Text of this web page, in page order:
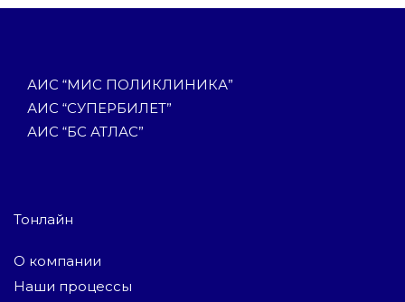
АИС “МИС ПОЛИКЛИНИКА”
АИС “СУПЕРБИЛЕТ”
АИС “БС АТЛАС”
Тонлайн
О компании
Наши процессы